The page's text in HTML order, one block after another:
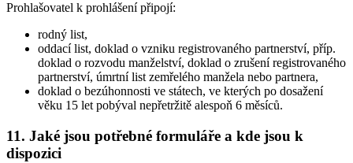
Prohlašovatel k prohlášení připojí:
rodný list,
oddací list, doklad o vzniku registrovaného partnerství, příp.
doklad o rozvodu manželství, doklad o zrušení registrovaného
partnerství, úmrtní list zemřelého manžela nebo partnera,
doklad o bezúhonnosti ve státech, ve kterých po dosažení
věku 15 let pobýval nepřetržitě alespoň 6 měsíců.
11. Jaké jsou potřebné formuláře a kde jsou k
dispozici